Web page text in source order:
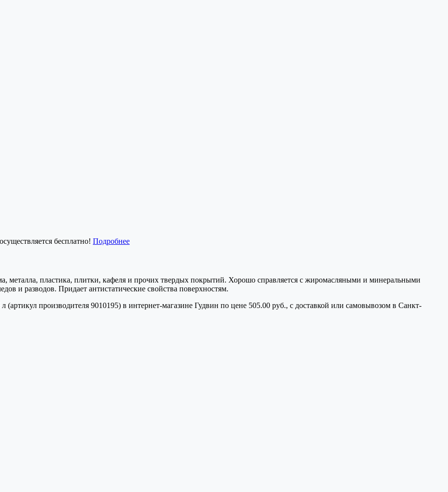
бесплатно! Подробнее
металла, пластика, плитки, кафеля и прочих твердых покрытий. Хорошо справляется с жиромасляными и минеральными
и разводов. Придает антистатические свойства поверхностям.
(артикул производителя 9010195) в интернет-магазине Гудвин по цене 505.00 руб., с доставкой или самовывозом в Санкт-